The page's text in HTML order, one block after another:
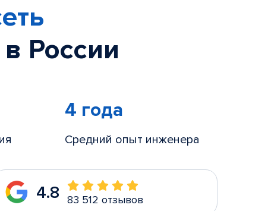
России
4 года
Средний опыт инженера
4.8 83 512 отзывов